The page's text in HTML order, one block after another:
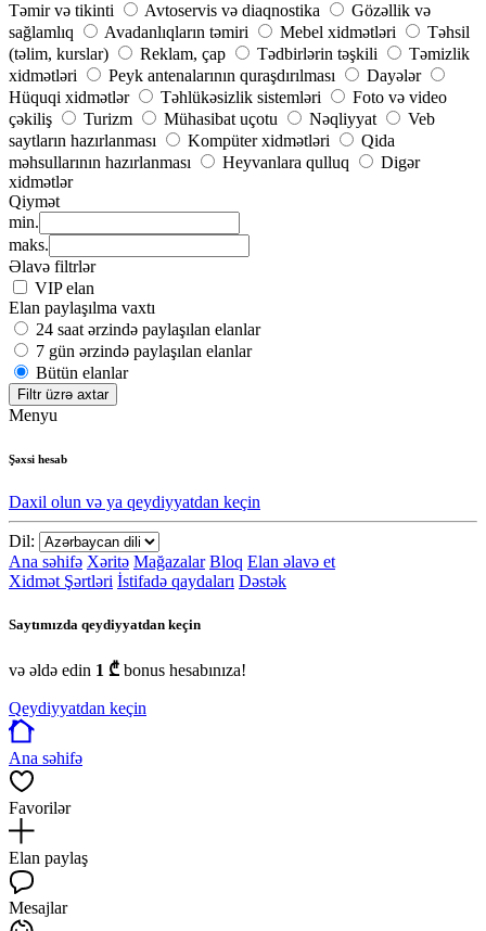
Təmir və tikinti
Avtoservis və diaqnostika
Gözəllik və
sağlamlıq
Avadanlıqların təmiri Mebel xidmətləri
Təhsil
(təlim, kurslar)
Reklam, çap Tədbirlərin təşkili
Təmizlik
xidmətləri
Peyk antenalarının quraşdırılması
Dayələr
Hüquqi xidmətlər
Təhlükəsizlik sistemləri
Foto və video
çəkiliş
Turizm Mühasibat uçotu Nəqliyyat
Veb
saytların hazırlanması
Kompüter xidmətləri
Qida
məhsullarının hazırlanması
Heyvanlara qulluq
Digər
xidmətlər
Qiymət
min.
maks.
Əlavə filtrlər
VIP elan
Elan paylaşılma vaxtı
24 saat ərzində paylaşılan elanlar
7 gün ərzində paylaşılan elanlar
Bütün elanlar
Filtr üzrə axtar
Menyu
Şəxsi hesab
Daxil olun və ya qeydiyyatdan keçin
Dil:
Ana səhifə Xəritə Mağazalar Bloq Elan əlavə et
Xidmət Şərtləri İstifadə qaydaları Dəstək
Saytımızda qeydiyyatdan keçin
və əldə edin 1 ₾ bonus hesabınıza!
Qeydiyyatdan keçin
Ana səhifə
Favorilər
Elan paylaş
Mesajlar